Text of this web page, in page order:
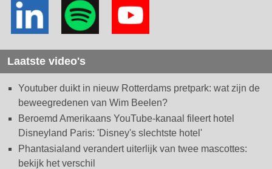
Laatste video's
Youtuber duikt in nieuw Rotterdams pretpark: wat zijn de
beweegredenen van Wim Beelen?
Beroemd Amerikaans YouTube-kanaal fileert hotel
Disneyland Paris: 'Disney's slechtste hotel'
Phantasialand verandert uiterlijk van twee mascottes:
bekijk het verschil